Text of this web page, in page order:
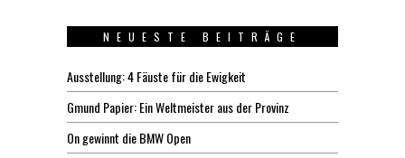
NEUESTE BEITRÄGE
Ausstellung: 4 Fäuste für die Ewigkeit
Gmund Papier: Ein Weltmeister aus der Provinz
On gewinnt die BMW Open